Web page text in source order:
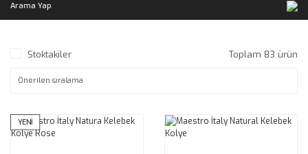
Arama Yap
Stoktakiler Toplam 83 ürün
YENİ